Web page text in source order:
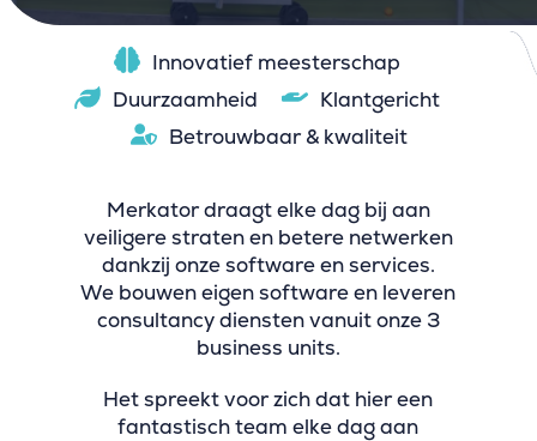
Innovatief meesterschap
Duurzaamheid
Klantgericht
Betrouwbaar & kwaliteit
Merkator draagt elke dag bij aan
veiligere straten en betere netwerken
dankzij onze software en services.
We bouwen eigen software en leveren
consultancy diensten vanuit onze 3
business units.
Het spreekt voor zich dat hier een
fantastisch team elke dag aan